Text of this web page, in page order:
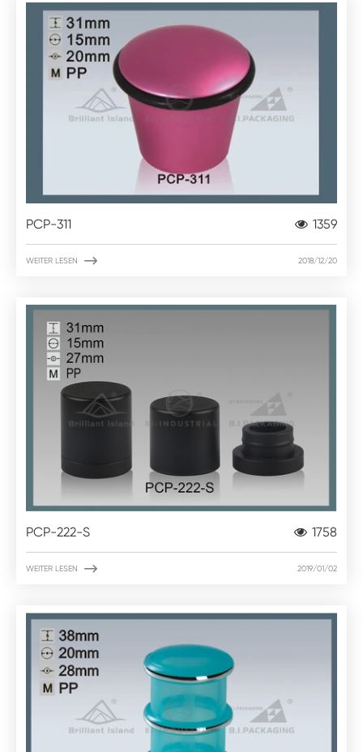
PCP-311 1359
WEITER LESEN  2018/12/20
PCP-222-S 1758
WEITER LESEN  2019/01/02